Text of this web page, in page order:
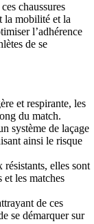
chaussures
la mobilité et la
l’adhérence
de se
et respirante, les
du match.
système de laçage
ainsi le risque
résistants, elles sont
et les matches
de ces
se démarquer sur